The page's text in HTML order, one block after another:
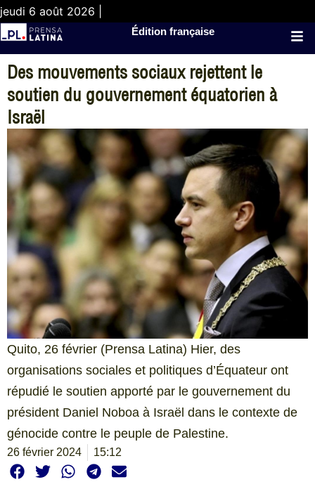
jeudi 6 août 2026 |
Édition française
Des mouvements sociaux rejettent le
soutien du gouvernement équatorien à
Israël
Quito, 26 février (Prensa Latina) Hier, des
organisations sociales et politiques d’Équateur ont
répudié le soutien apporté par le gouvernement du
président Daniel Noboa à Israël dans le contexte de
génocide contre le peuple de Palestine.
26 février 2024 15:12